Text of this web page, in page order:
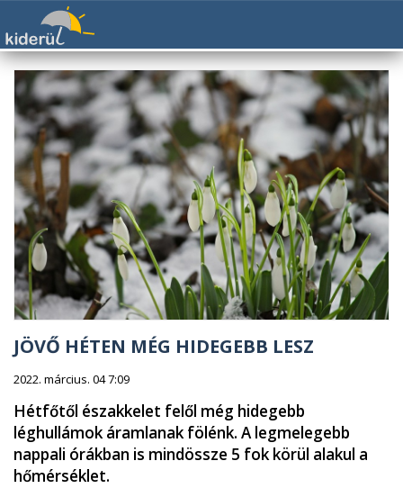
JÖVŐ HÉTEN MÉG HIDEGEBB LESZ
2022. március. 04 7:09
Hétfőtől északkelet felől még hidegebb
léghullámok áramlanak fölénk. A legmelegebb
nappali órákban is mindössze 5 fok körül alakul a
hőmérséklet.